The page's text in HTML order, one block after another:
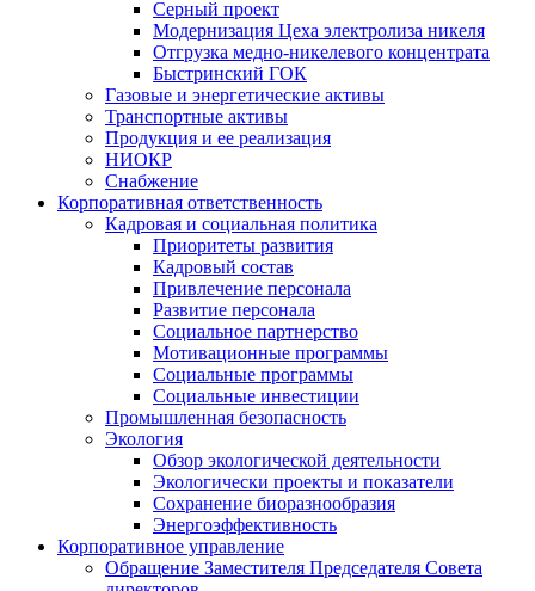
Серный проект
Модернизация Цеха электролиза никеля
Отгрузка медно-никелевого концентрата
Быстринский ГОК
Газовые и энергетические активы
Транспортные активы
Продукция и ее реализация
НИОКР
Снабжение
Корпоративная ответственность
Кадровая и социальная политика
Приоритеты развития
Кадровый состав
Привлечение персонала
Развитие персонала
Социальное партнерство
Мотивационные программы
Социальные программы
Социальные инвестиции
Промышленная безопасность
Экология
Обзор экологической деятельности
Экологически проекты и показатели
Сохранение биоразнообразия
Энергоэффективность
Корпоративное управление
Обращение Заместителя Председателя Совета